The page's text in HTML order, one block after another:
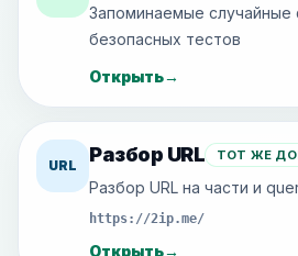
Запоминаемые случайные
безопасных тестов
Открыть→
URL Разбор URL ТОТ ЖЕ
Разбор URL на части и
https://2ip.me/
Открыть→